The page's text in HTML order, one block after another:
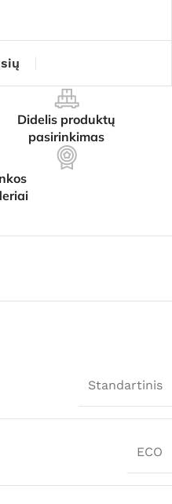
Didelis produktų
pasirinkimas
Standartinis
ECO